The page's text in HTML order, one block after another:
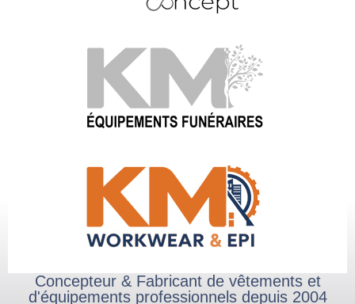
Concepteur & Fabricant de vêtements et
d'équipements professionnels depuis 2004